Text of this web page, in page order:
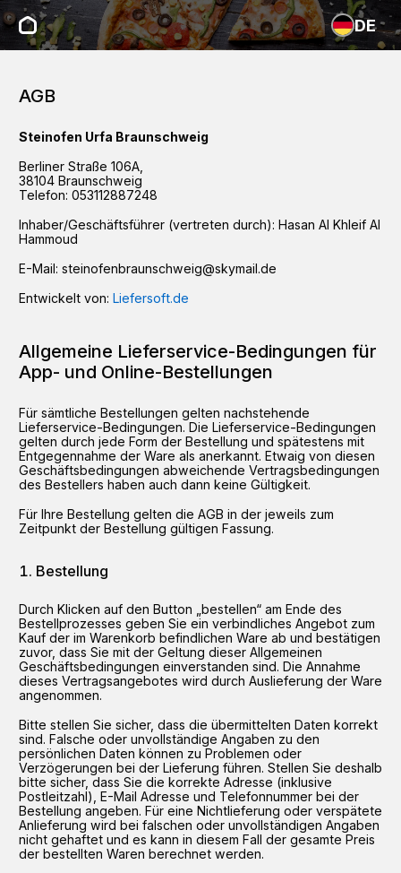
DE
AGB
Steinofen Urfa Braunschweig
Berliner Straße 106A
38104 Braunschweig
Telefon: 053112887248
Inhaber/Geschäftsführer (vertreten durch): Hasan Al Khleif Al
Hammoud
E-Mail: steinofenbraunschweig@skymail.de
Entwickelt von: Liefersoft.de
Allgemeine Lieferservice-Bedingungen für
App- und Online-Bestellungen
Für sämtliche Bestellungen gelten nachstehende
Lieferservice-Bedingungen. Die Lieferservice-Bedingungen
gelten durch jede Form der Bestellung und spätestens mit
Entgegennahme der Ware als anerkannt. Etwaig von diesen
Geschäftsbedingungen abweichende Vertragsbedingungen
des Bestellers haben auch dann keine Gültigkeit.
Für Ihre Bestellung gelten die AGB in der jeweils zum
Zeitpunkt der Bestellung gültigen Fassung.
Bestellung
Durch Klicken auf den Button „bestellen“ am Ende des
Bestellprozesses geben Sie ein verbindliches Angebot zum
Kauf der im Warenkorb befindlichen Ware ab und bestätigen
zuvor, dass Sie mit der Geltung dieser Allgemeinen
Geschäftsbedingungen einverstanden sind. Die Annahme
dieses Vertragsangebotes wird durch Auslieferung der Ware
angenommen.
Bitte stellen Sie sicher, dass die übermittelten Daten korrekt
sind. Falsche oder unvollständige Angaben zu den
persönlichen Daten können zu Problemen oder
Verzögerungen bei der Lieferung führen. Stellen Sie deshalb
bitte sicher, dass Sie die korrekte Adresse (inklusive
Postleitzahl), E-Mail Adresse und Telefonnummer bei der
Bestellung angeben. Für eine Nichtlieferung oder verspätete
Anlieferung wird bei falschen oder unvollständigen Angaben
nicht gehaftet und es kann in diesem Fall der gesamte Preis
der bestellten Waren berechnet werden.